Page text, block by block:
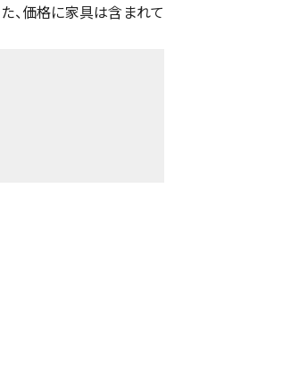
、価格に家具は含まれて